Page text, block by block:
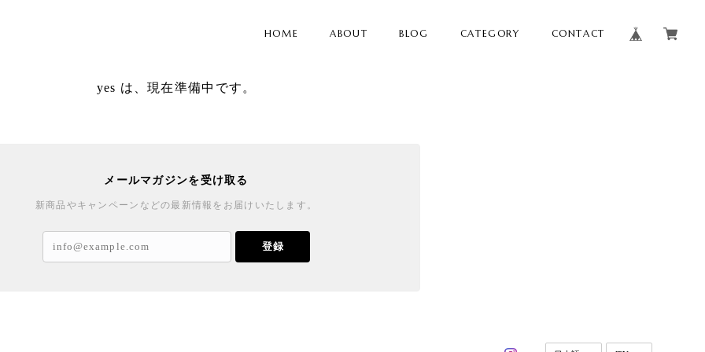
HOME ABOUT BLOG CATEGORY CONTACT
yes は、現在準備中です。
メールマガジンを受け取る
新商品やキャンペーンなどの最新情報をお届けいたします。
登録